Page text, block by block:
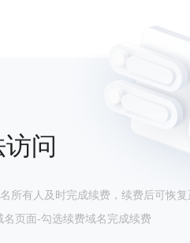
问
所有人及时完成续费，续费后可恢复
页面-勾选续费域名完成续费